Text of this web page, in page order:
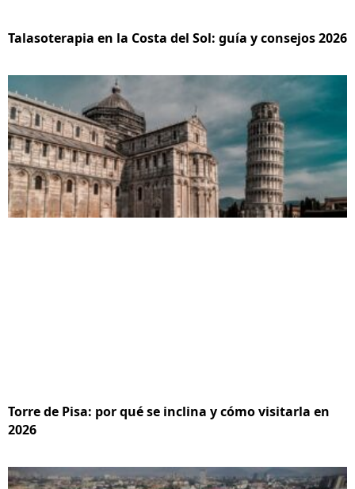
Talasoterapia en la Costa del Sol: guía y consejos 2026
Torre de Pisa: por qué se inclina y cómo visitarla en
2026